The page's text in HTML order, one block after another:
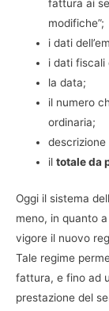
fattura ai
modifiche”;
i dati
i dati fiscali
la data;
il numero
ordinaria;
iltotale da
Oggi il sistema
meno, in quanto
vigore il nuovo
Tale regime
fattura, e fino ad
prestazione del